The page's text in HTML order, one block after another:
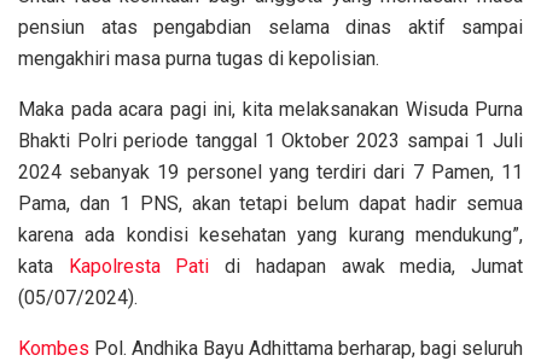
pensiun atas pengabdian selama dinas aktif sampai
mengakhiri masa purna tugas di kepolisian.
Maka pada acara pagi ini, kita melaksanakan Wisuda Purna
Bhakti Polri periode tanggal 1 Oktober 2023 sampai 1 Juli
2024 sebanyak 19 personel yang terdiri dari 7 Pamen, 11
Pama, dan 1 PNS, akan tetapi belum dapat hadir semua
karena ada kondisi kesehatan yang kurang mendukung”,
kata Kapolresta Pati di hadapan awak media, Jumat
(05/07/2024).
Kombes Pol. Andhika Bayu Adhittama berharap, bagi seluruh